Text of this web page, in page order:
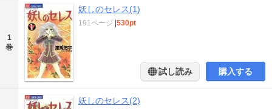
1
巻
妖しのセレス(1)
191ページ |530pt
試し読み 購入する
妖しのセレス(2)